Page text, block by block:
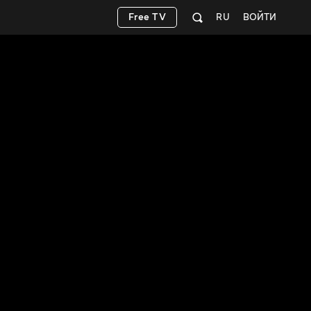
ВОЙТИ
RU
Free TV